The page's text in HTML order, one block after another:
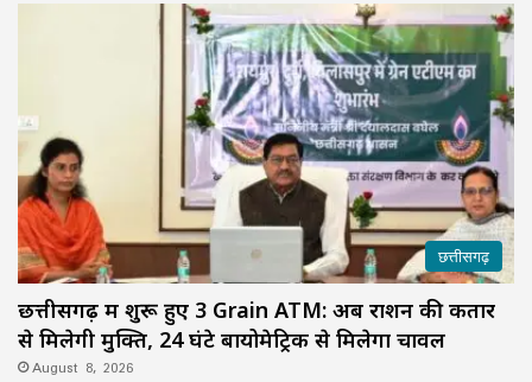
छत्तीसगढ़
छत्तीसगढ़ में शुरू हुए 3 Grain ATM: अब राशन की कतार
से मिलेगी मुक्ति, 24 घंटे बायोमेट्रिक से मिलेगा चावल
August 8, 2026